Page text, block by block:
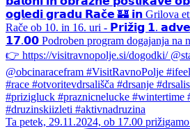
Ta petek, 29.11.2024, ob 17.00